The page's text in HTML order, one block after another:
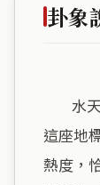
卦象
這座地
熱度，